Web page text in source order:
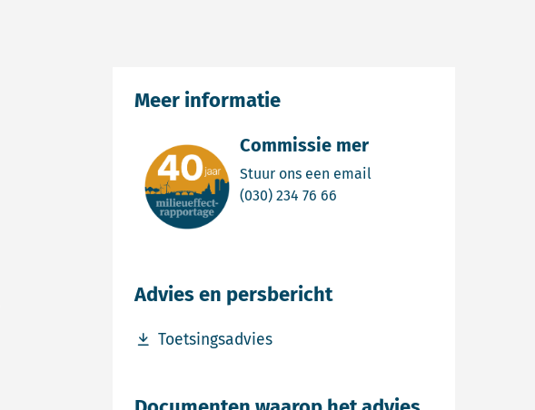
Commissie mer
Stuur ons een email
(030) 234 76 66
Meer informatie
Advies en persbericht
Toetsingsadvies
Download bestand Toetsingsadvies